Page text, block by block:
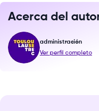
Acerca del
administración
Ver perfil completo